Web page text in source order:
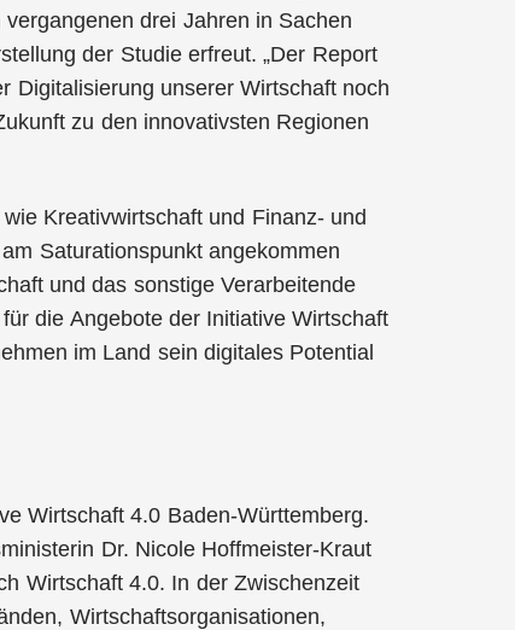
drei Jahren in Sachen
der Studie erfreut. „Der Report
Digitalisierung unserer Wirtschaft noch
zu den innovativsten Regionen
Kreativwirtschaft und Finanz- und
Saturationspunkt angekommen
und das sonstige Verarbeitende
die Angebote der Initiative Wirtschaft
im Land sein digitales Potential
Wirtschaft 4.0 Baden-Württemberg.
Dr. Nicole Hoffmeister-Kraut
Wirtschaft 4.0. In der Zwischenzeit
Wirtschaftsorganisationen,